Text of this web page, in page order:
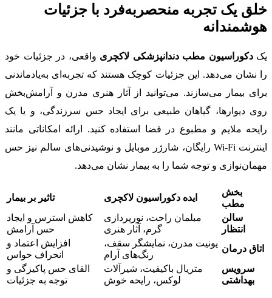
خلق یک تجربه منحصربه‌فرد با جزئیات
هوشمندانه
یکدکوراسیون مطب دندانپزشکی لاکچری واقعی، در جزئیات خود
را نشان می‌دهد. این جزئیات کوچک هستند که تجربه‌ای به‌یادماندنی
برای بیمار می‌سازند. می‌توانید از آثار هنری مدرن و آرامش‌بخش
روی دیوارها، گیاهان طبیعی برای ایجاد حس سرزندگی، و یا یک
رایحه ملایم و مطبوع در فضا استفاده کنید. ارائه امکاناتی مانند
اینترنت Wi-Fi رایگان، شارژر موبایل و نوشیدنی‌های سالم نیز حس
مهمان‌نوازی و توجه شما را به بیمار نشان می‌دهد.
بخش
مطب
ایده دکوراسیون لاکچری
تاثیر بر بیمار
سالن
انتظار
مبلمان راحت، نورپردازی
گرم، آثار هنری
کاهش استرس و ایجاد
حس آرامش
اتاق درمان
یونیت مدرن، نمایشگر سقف،
رنگ‌های آرام
افزایش اعتماد و
انحراف حواس
سرویس
بهداشتی
متریال باکیفیت، شیرآلات
لوکس، رایحه خوش
القای حس پاکیزگی و
توجه به جزئیات